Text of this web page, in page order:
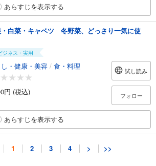
あらすじを表示する
白菜・キャベツ 冬野菜、どっさり一気に使
ジネス・実用
・健康・美容 / 食・料理
円 (税込)
試し読み
フォロー
あらすじを表示する
1 2 3 4 > >>